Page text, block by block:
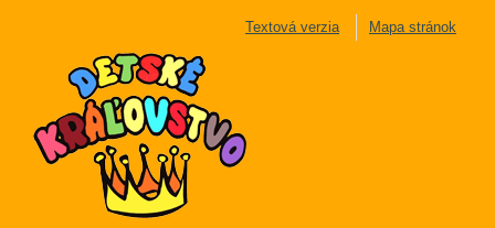
Textová verzia Mapa stránok